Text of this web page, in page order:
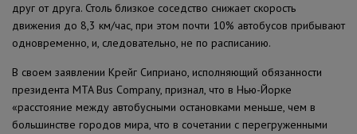
друг от друга. Столь близкое соседство снижает скорость
движения до 8,3 км/час, при этом почти 10% автобусов прибывают
одновременно, и, следовательно, не по расписанию.
В своем заявлении Крейг Сиприано, исполняющий обязанности
президента MTA Bus Company, признал, что в Нью-Йорке
«расстояние между автобусными остановками меньше, чем в
большинстве городов мира, что в сочетании с перегруженными